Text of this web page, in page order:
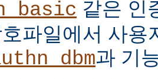
같은 인
파일에서 사용
과 기